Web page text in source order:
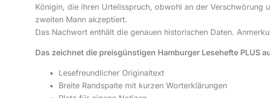
Königin, die ihren Urteilsspruch, obwohl an der Verschwörung
zweiten Mann akzeptiert.
Das Nachwort enthält die genauen historischen Daten.
Das zeichnet die preisgünstigen Hamburger Lesehefte PLUS
Lesefreundlicher Originaltext
Breite Randspalte mit kurzen Worterklärungen